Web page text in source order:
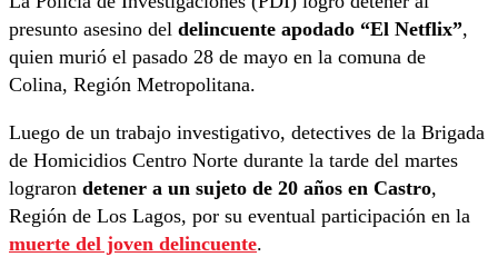
presunto asesino del delincuente apodado “El Netflix”,
quien murió el pasado 28 de mayo en la comuna de
Colina, Región Metropolitana.
Luego de un trabajo investigativo, detectives de la Brigada
de Homicidios Centro Norte durante la tarde del martes
lograron detener a un sujeto de 20 años en Castro,
Región de Los Lagos, por su eventual participación en la
muerte del joven delincuente.